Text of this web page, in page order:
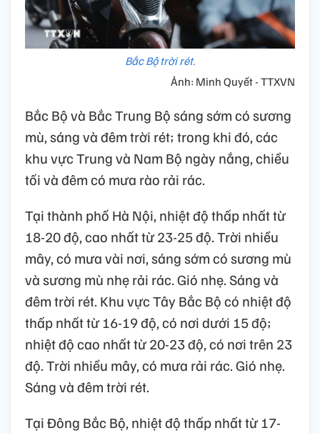
Bắc Bộ trời rét.
Ảnh: Minh Quyết - TTXVN
Bắc Bộ và Bắc Trung Bộ sáng sớm có sương
mù, sáng và đêm trời rét; trong khi đó, các
khu vực Trung và Nam Bộ ngày nắng, chiều
tối và đêm có mưa rào rải rác.
Tại thành phố Hà Nội, nhiệt độ thấp nhất từ
18-20 độ, cao nhất từ 23-25 độ. Trời nhiều
mây, có mưa vài nơi, sáng sớm có sương mù
và sương mù nhẹ rải rác. Gió nhẹ. Sáng và
đêm trời rét. Khu vực Tây Bắc Bộ có nhiệt độ
thấp nhất từ 16-19 độ, có nơi dưới 15 độ;
nhiệt độ cao nhất từ 20-23 độ, có nơi trên 23
độ. Trời nhiều mây, có mưa rải rác. Gió nhẹ.
Sáng và đêm trời rét.
Tại Đông Bắc Bộ, nhiệt độ thấp nhất từ 17-